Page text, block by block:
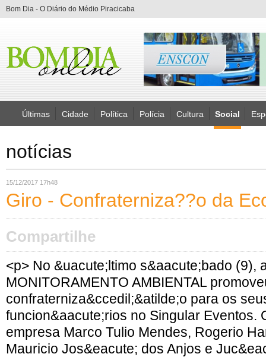
Bom Dia - O Diário do Médio Piracicaba
Últimas Cidade Política Polícia Cultura Social
notícias
15/12/2017 17h48
Giro - Confraterniza??o da
Compartilhe
<p> No &uacute;ltimo s&aacute;bado (9),
MONITORAMENTO AMBIENTAL
confraterniza&ccedil;&atilde;o para os
funcion&aacute;rios no Singular Eventos.
empresa Marco Tulio Mendes, Rogerio
Mauricio Jos&eacute; dos Anjos e